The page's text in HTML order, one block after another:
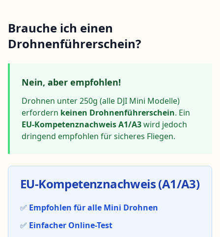
Brauche ich einen
Drohnenführerschein?
Nein, aber empfohlen!
Drohnen unter 250g (alle DJI Mini Modelle)
erfordern keinen Drohnenführerschein. Ein
EU-Kompetenznachweis A1/A3wird jedoch
dringend empfohlen für sicheres Fliegen.
EU-Kompetenznachweis (A1/A3)
✅ Empfohlen für alle Mini Drohnen
✅ Einfacher Online-Test